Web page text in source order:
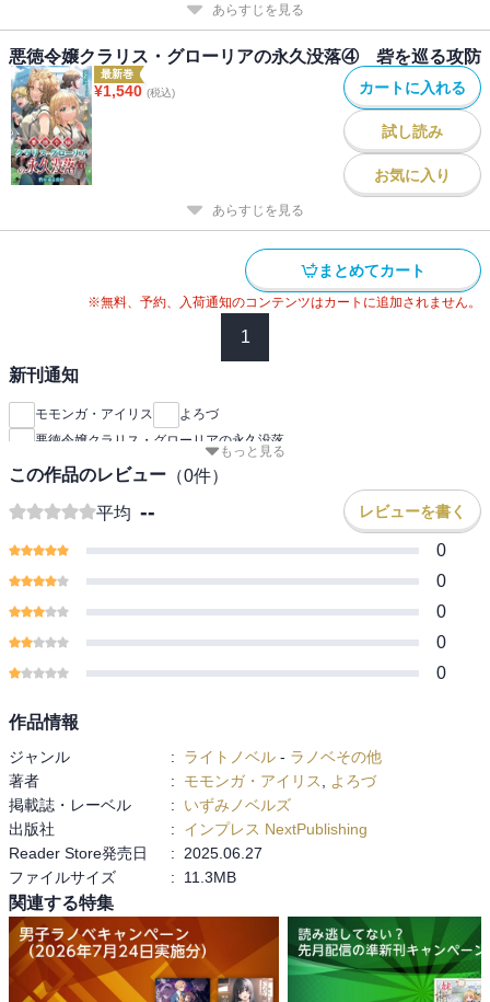
あらすじを見る
悪徳令嬢クラリス・グローリアの永久没落④ 砦を巡る攻防
最新巻
¥1,540 (税込) カートに入れる
試し読み
お気に入り
あらすじを見る
まとめてカート
※無料、予約、入荷通知のコンテンツはカートに追加されません。
1
新刊通知
モモンガ・アイリス
よろづ
悪徳令嬢クラリス・グローリアの永久没落
もっと見る
この作品のレビュー （0件）
平均 -- レビューを書く
0
0
0
0
0
作品情報
ジャンル : ライトノベル - ラノベその他
著者
: モモンガ・アイリス
よろづ
掲載誌・レーベル
:
いずみノベルズ
出版社
:
インプレス NextPublishing
Reader Store発売日
:
2025.06.27
ファイルサイズ
: 11.3MB
関連する特集